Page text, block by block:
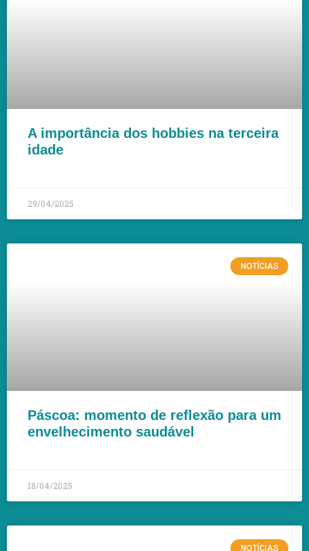
A importância dos hobbies na terceira
idade
29/04/2025
NOTÍCIAS
Páscoa: momento de reflexão para um
envelhecimento saudável
18/04/2025
NOTÍCIAS